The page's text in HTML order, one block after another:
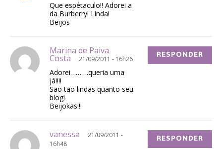
Que espétaculo!! Adorei a
da Burberry! Linda!
Beijos
Marina de Paiva
Costa 21/09/2011 - 16h26
Adorei……….queria uma
já!!!!
São tão lindas quanto seu
blog!
Beijokas!!!
RESPONDER
vanessa
21/09/2011 -
16h48
RESPONDER